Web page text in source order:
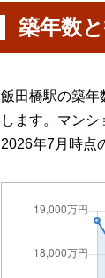
築年数
飯田橋駅の築年
します。マン
2026年7月時点